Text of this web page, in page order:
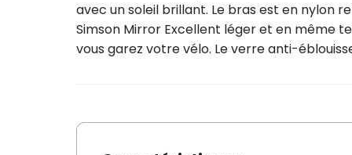
avec un soleil brillant. Le bras est en nylon
Simson Mirror Excellent léger et en même
vous garez votre vélo. Le verre anti-